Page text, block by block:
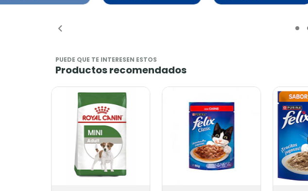
PUEDE QUE TE INTERESEN ESTOS
Productos recomendados